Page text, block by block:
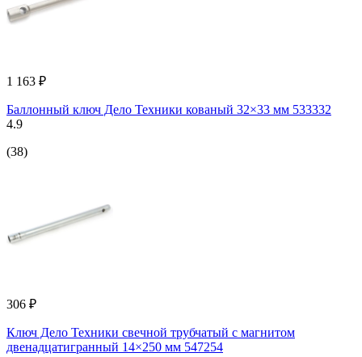
1 163 ₽
Баллонный ключ Дело Техники кованый 32×33 мм 533332
4.9
(38)
306 ₽
Ключ Дело Техники свечной трубчатый с магнитом
двенадцатигранный 14×250 мм 547254